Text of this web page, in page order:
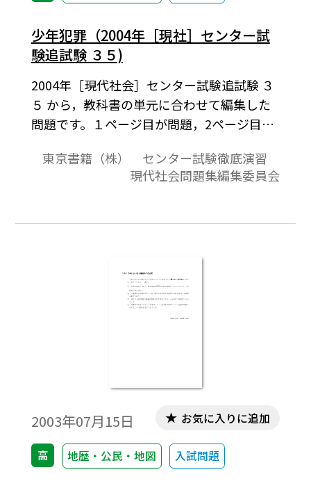
少年犯罪（2004年［現社］センター試
験追試験 ３５)
2004年［現代社会］センター試験追試験 ３
５ から，教科書の単元に合わせて編集した
問題です。１ページ目が問題，2ページ目が
東京書籍（株） センター試験徹底演習
現代社会問題集編集委員会
2003年07月15日
高 地歴・公民・地図 入試問題
お気に入りに追加